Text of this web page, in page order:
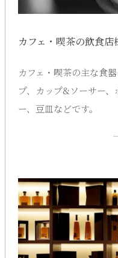
カフェ・喫茶の飲食
カフェ・喫茶の主な食
プ、カップ&ソーサー
ー、豆皿などです。